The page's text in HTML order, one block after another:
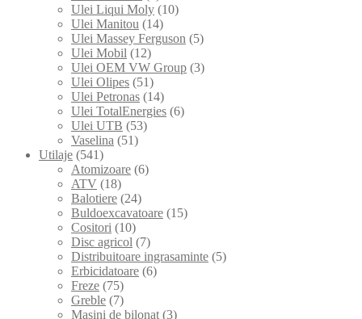
Ulei Liqui Moly (10)
Ulei Manitou (14)
Ulei Massey Ferguson (5)
Ulei Mobil (12)
Ulei OEM VW Group (3)
Ulei Olipes (51)
Ulei Petronas (14)
Ulei TotalEnergies (6)
Ulei UTB (53)
Vaselina (51)
Utilaje (541)
Atomizoare (6)
ATV (18)
Balotiere (24)
Buldoexcavatoare (15)
Cositori (10)
Disc agricol (7)
Distribuitoare ingrasaminte (5)
Erbicidatoare (6)
Freze (75)
Greble (7)
Masini de bilonat (3)